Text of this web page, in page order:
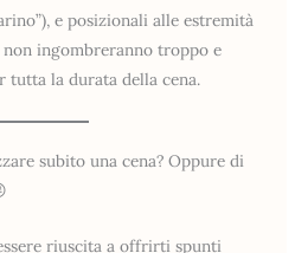
e posizionali alle estremità
ingombreranno troppo e
tutta la durata della cena.
subito una cena? Oppure di
riuscita a offrirti spunti